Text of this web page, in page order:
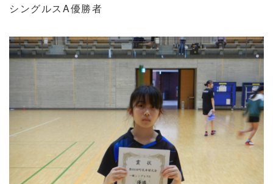
シングルスA優勝者